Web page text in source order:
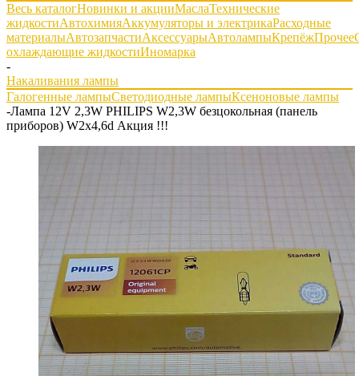
Весь каталогНовинки и акцииМаслаТехнические
жидкостиАвтохимияАккумуляторы и электрикаРасходные
материалыАвтозапчастиАксессуарыАвтолампыКрепёжПрочее
охлаждающие жидкостиИномарка
-
Накаливания лампы
Галогенные лампыСветодиодные лампыКсеноновые лампы
-Лампа 12V 2,3W PHILIPS W2,3W безцокольная (панель
приборов) W2x4,6d Акция !!!